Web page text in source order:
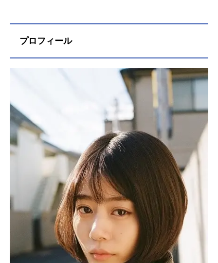
プロフィール